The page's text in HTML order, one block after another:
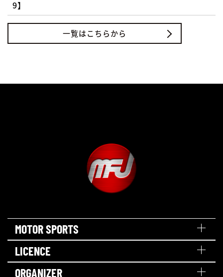
9】
一覧はこちらから
MOTOR SPORTS
LICENCE
ORGANIZER